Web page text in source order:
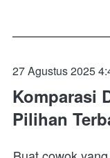
27 Agustus 2025
Komparasi
Pilihan